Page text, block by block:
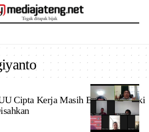
Cipta Kerja Masih Bisa Diperbaiki